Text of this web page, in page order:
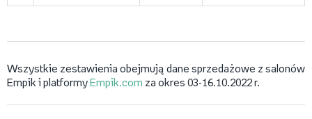
Wszystkie zestawienia obejmują dane sprzedażowe z salonów
Empik i platformy Empik.com za okres 03-16.10.2022 r.